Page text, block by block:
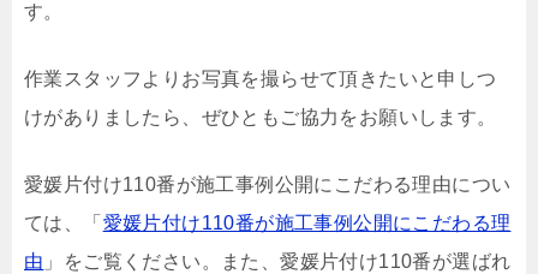
す。
作業スタッフよりお写真を撮らせて頂きたいと申しつ
けがありましたら、ぜひともご協力をお願いします。
愛媛片付け110番が施工事例公開にこだわる理由につい
ては、「 愛媛片付け110番が施工事例公開にこだわる理
由 」をご覧ください。また、愛媛片付け110番が選ばれ